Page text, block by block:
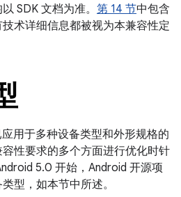
SDK 文档为准。 第 14 节中包含
术详细信息都被视为本兼容性定
用于多种设备类型和外形规格的
性要求的多个方面进行优化时针
5.0 开始，Android 开源项
型，如本节中所述。